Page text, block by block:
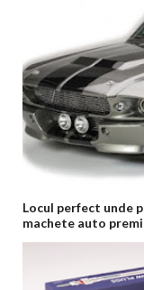
Locul perfect unde
machete auto